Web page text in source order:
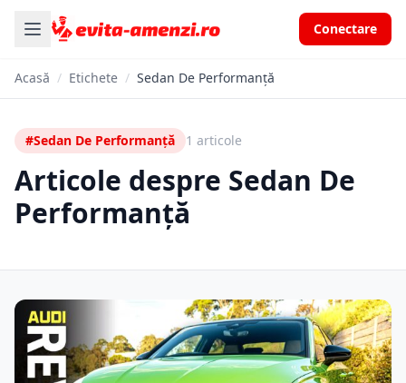
Conectare
Acasă / Etichete / Sedan De Performanță
#Sedan De Performanță 1 articole
Articole despre Sedan De
Performanță